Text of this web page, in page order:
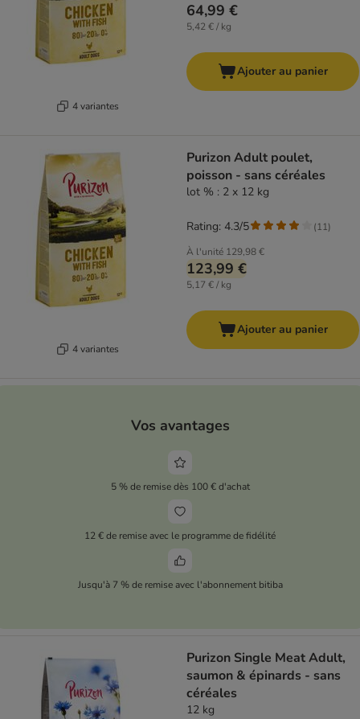
4 variantes
64,99 €
5,42 € / kg
Ajouter au panier
4 variantes
Purizon Adult poulet,
poisson - sans céréales
lot % : 2 x 12 kg
À l'unité 129,98 €
123,99 €
5,17 € / kg
Rating: 4.3/5 (11)
Ajouter au panier
Vos avantages
5 % de remise dès 100 € d'achat
12 € de remise avec le programme de fidélité
Jusqu'à 7 % de remise avec l'abonnement bitiba
Purizon Single Meat Adult,
saumon & épinards - sans
céréales
12 kg